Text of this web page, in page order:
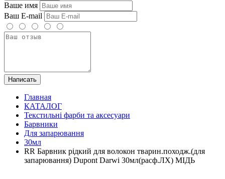
Ваше имя
Ваш E-mail
Написать
Главная
КАТАЛОГ
Текстильні фарби та аксесуари
Барвники
Для запарювання
30мл
RR Барвник рідкий для волокон тварин.походж.(для
запарювання) Dupont Darwi 30мл(расф.ЛХ) МІДЬ